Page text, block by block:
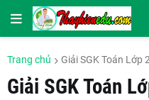
Trang chủ Giải SGK Toán Lớp 2
Giải SGK Toán